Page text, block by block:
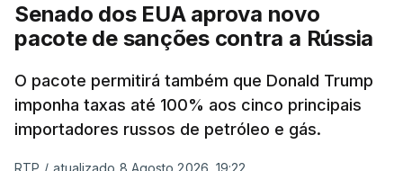
Senado dos EUA aprova novo
pacote de sanções contra a Rússia
O pacote permitirá também que Donald Trump
imponha taxas até 100% aos cinco principais
importadores russos de petróleo e gás.
RTP / atualizado 8 Agosto 2026, 19:22